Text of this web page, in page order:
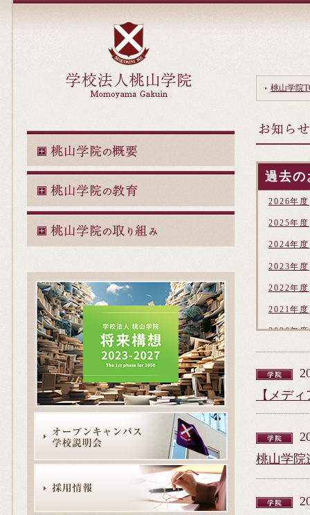
桃山学院
過去の
2026年度
2025年度
2024年度
2023年度
2022年度
2021年度
2020年度
2019年度
2018年度
2017年度
2015年度
2014年度
2012年度
【メデ
桃山学院